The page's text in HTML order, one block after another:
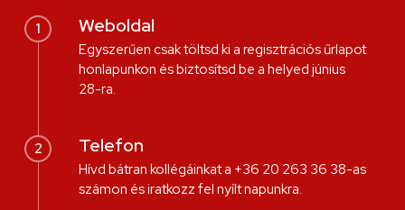
1 Weboldal
Egyszerűen csak töltsd ki a regisztrációs űrlapot
honlapunkon és biztosítsd be a helyed június
28-ra.
2 Telefon
Hívd bátran kollégáinkat a +36 20 263 36 38-as
számon és iratkozz fel nyílt napunkra.